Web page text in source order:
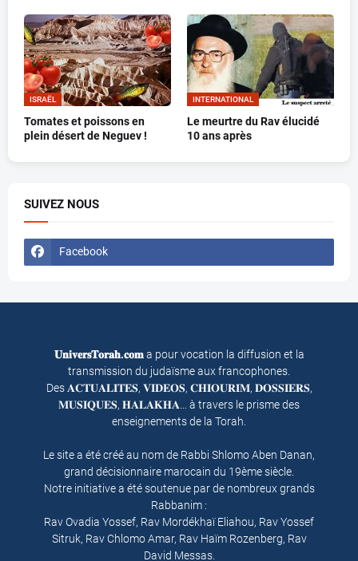
ISRAËL
Tomates et poissons en
plein désert de Neguev !
INTERNATIONAL
Le meurtre du Rav élucidé
10 ans après
SUIVEZ NOUS
Facebook
𝐔𝐧𝐢𝐯𝐞𝐫𝐬𝐓𝐨𝐫𝐚𝐡.𝐜𝐨𝐦a pour vocation la diffusion et la
transmission du judaïsme aux francophones.
Des 𝐀𝐂𝐓𝐔𝐀𝐋𝐈𝐓𝐄𝐒, 𝐕𝐈𝐃𝐄𝐎𝐒, 𝐂𝐇𝐈𝐎𝐔𝐑𝐈𝐌, 𝐃𝐎𝐒𝐒𝐈𝐄𝐑𝐒,
𝐌𝐔𝐒𝐈𝐐𝐔𝐄𝐒, 𝐇𝐀𝐋𝐀𝐊𝐇𝐀… à travers le prisme des
enseignements de la Torah.
Le site a été créé au nom de Rabbi Shlomo Aben Danan,
grand décisionnaire marocain du 19ème siècle.
Notre initiative a été soutenue par de nombreux grands
Rabbanim :
Rav Ovadia Yossef, Rav Mordékhaï Eliahou, Rav Yossef
Sitruk, Rav Chlomo Amar, Rav Haïm Rozenberg, Rav
David Messas.